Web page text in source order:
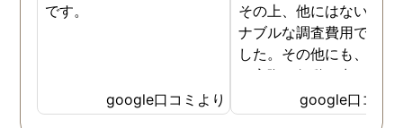
です。
google口コミより
その上、他にはないリー
ナブルな調査費用で済み
した。その他にも、相談
ら実際に行動に出て頂い
のが、スゴく早く問題を
決していただき、大変助
google口コミ